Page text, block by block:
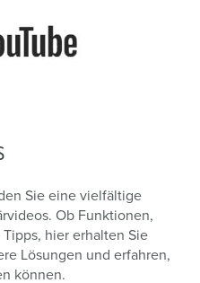
Sie eine vielfältige
Ob Funktionen,
hier erhalten Sie
Lösungen und erfahren,
können.